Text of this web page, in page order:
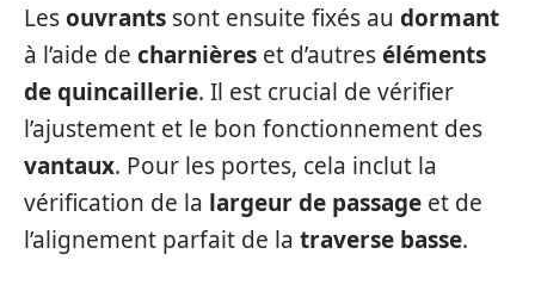
Lesouvrants sont ensuite fixés au dormant
à l’aide de charnières et d’autreséléments
de quincaillerie. Il est crucial de vérifier
l’ajustement et le bon fonctionnement des
vantaux. Pour les portes, cela inclut la
vérification de la largeur de passage et de
l’alignement parfait de la traverse basse.